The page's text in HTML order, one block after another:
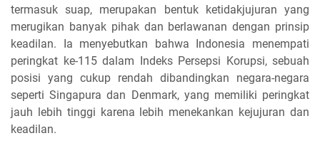
termasuk suap, merupakan bentuk ketidakjujuran yang
merugikan banyak pihak dan berlawanan dengan prinsip
keadilan. Ia menyebutkan bahwa Indonesia menempati
peringkat ke-115 dalam Indeks Persepsi Korupsi, sebuah
posisi yang cukup rendah dibandingkan negara-negara
seperti Singapura dan Denmark, yang memiliki peringkat
jauh lebih tinggi karena lebih menekankan kejujuran dan
keadilan.